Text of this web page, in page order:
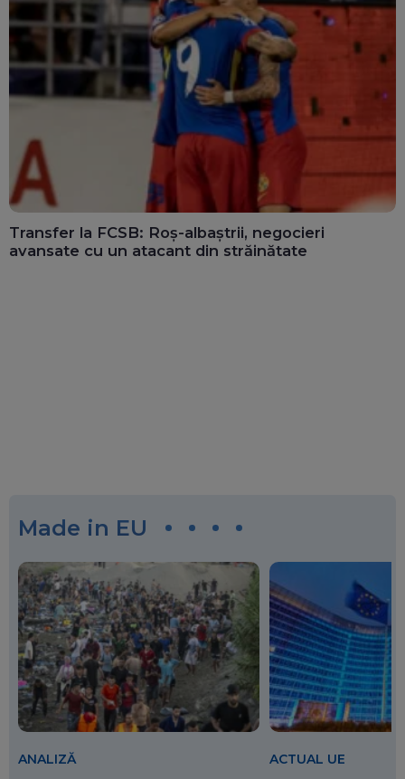
Transfer la FCSB: Roș-albaștrii, negocieri
avansate cu un atacant din străinătate
Made in EU
ANALIZĂ
ACTUAL UE